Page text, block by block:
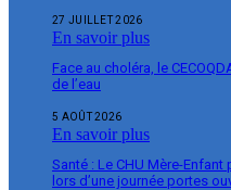
27 JUILLET 2026
En savoir plus
Face au choléra, le
de l’eau
5 AOÛT 2026
En savoir plus
Santé : Le CHU Mère-
lors d’une journée portes